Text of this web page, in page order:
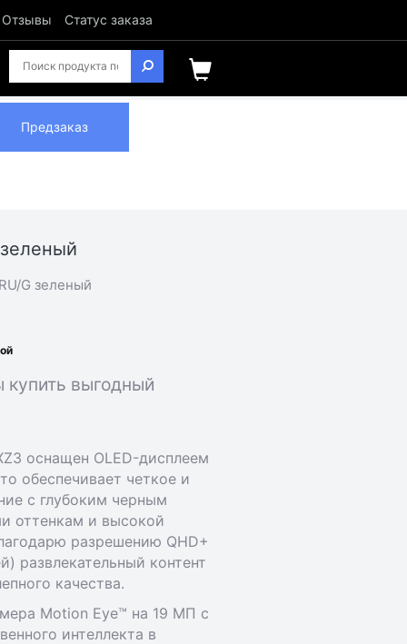
Отзывы Статус заказа
Предзаказ
G зеленый
купить выгодный
оснащен OLED-дисплеем
обеспечивает четкое и
с глубоким черным
оттенкам и высокой
разрешению QHD+
развлекательный контент
качества.
Motion Eye™ на 19 МП с
интеллекта в